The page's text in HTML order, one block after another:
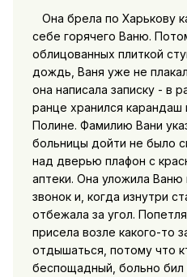
Она брела по Харькову
себе горячего Ваню.
облицованных плиткой
дождь, Ваня уже не
она написала записку - в
ранце хранился карандаш
Полине. Фамилию Вани
больницы дойти не было
над дверью плафон с
аптеки. Она уложила
звонок и, когда изнутри
отбежала за угол.
присела возле какого-то
отдышаться, потому что
беспощадный, больно бил